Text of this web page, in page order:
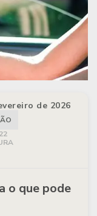
de 2026
o que pode